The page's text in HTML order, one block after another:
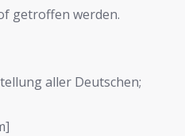
getroffen werden.
aller Deutschen;